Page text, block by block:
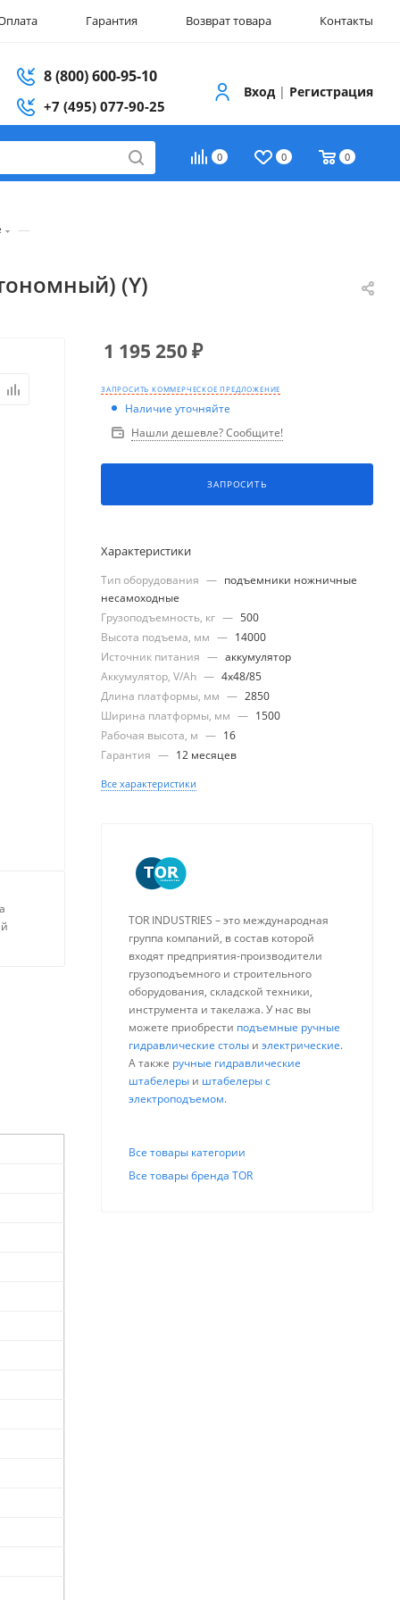
Гарантия Возврат товара Контакты
8 (800) 600-95-10
+7 (495) 077-90-25
Вход | Регистрация
0 0 0
—
(Y)
1 195 250₽
ЗАПРОСИТЬ КОММЕРЧЕСКОЕ ПРЕДЛОЖЕНИЕ
Наличие уточняйте
Нашли дешевле? Сообщите!
ЗАПРОСИТЬ
Характеристики
Тип оборудования — подъемники ножничные
несамоходные
Грузоподъемность, кг — 500
Высота подъема, мм — 14000
Источник питания — аккумулятор
Аккумулятор, V/Ah — 4x48/85
Длина платформы, мм — 2850
Ширина платформы, мм — 1500
Рабочая высота, м — 16
Гарантия — 12 месяцев
Все характеристики
TOR INDUSTRIES – это международная
группа компаний, в состав которой
входят предприятия-производители
грузоподъемного и строительного
оборудования, складской техники,
инструмента и такелажа. У нас вы
можете приобрести подъемные ручные
гидравлические столы и электрические.
А также ручные гидравлические
штабелеры и штабелеры с
электроподъемом.
Все товары категории
Все товары бренда TOR